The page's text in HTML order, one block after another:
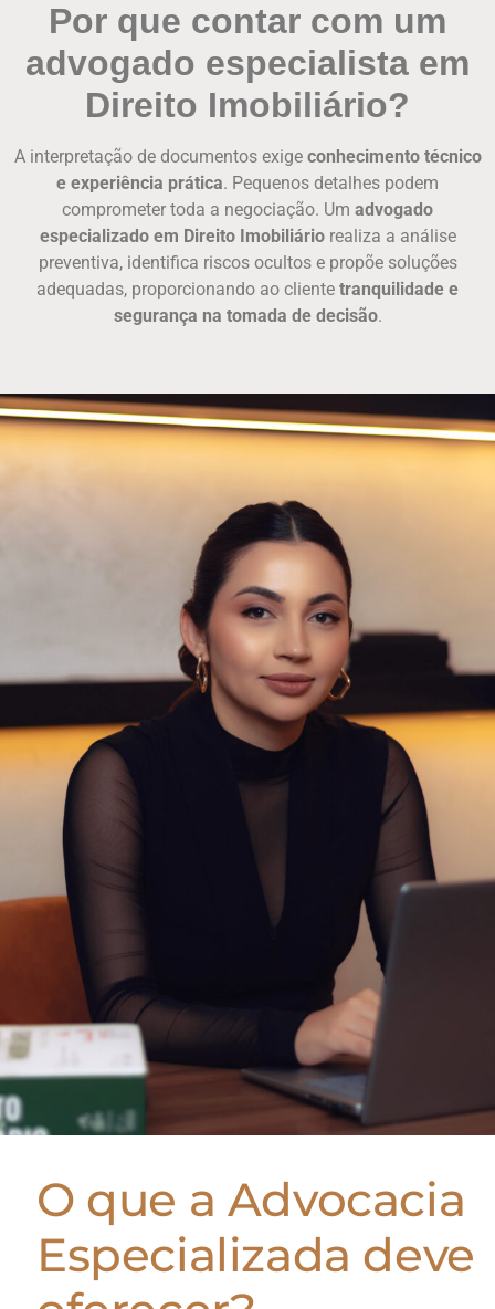
Por que contar com um
advogado especialista em
Direito Imobiliário?
A interpretação de documentos exige conhecimento técnico
e experiência prática. Pequenos detalhes podem
comprometer toda a negociação. Um advogado
especializado em Direito Imobiliáriorealiza a análise
preventiva, identifica riscos ocultos e propõe soluções
adequadas, proporcionando ao cliente tranquilidade e
segurança na tomada de decisão.
O que a Advocacia
Especializada deve